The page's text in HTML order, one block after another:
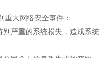
大网络安全事件：
严重的系统损失，造成系统